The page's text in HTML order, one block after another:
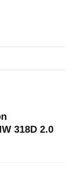
318D 2.0